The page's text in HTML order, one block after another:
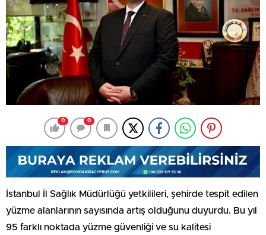
0 0
İstanbul İl Sağlık Müdürlüğü yetkilileri, şehirde tespit edilen
yüzme alanlarının sayısında artış olduğunu duyurdu. Bu yıl
95 farklı noktada yüzme güvenliği ve su kalitesi